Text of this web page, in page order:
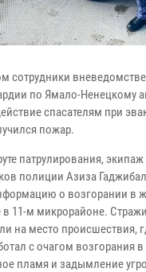
сотрудники
по Ямало-Ненецкому
спасателям при
пожар.
патрулирования,
полиции Азиза
о возгорании в
11-м микрорайоне.
на место происшествия,
с очагом возгорания
пламя и задымление